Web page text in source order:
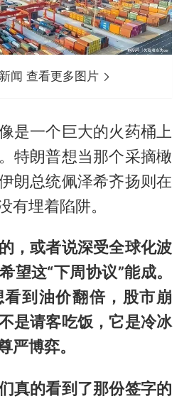
闻 查看更多图片
是一个巨大的火药桶上
特朗普想当那个采摘橄
朗总统佩泽希齐扬则在
有埋着陷阱。
，或者说深受全球化波
望这“下周协议”能成。
到油价翻倍，股市崩
是请客吃饭，它是冷冰
严博弈。
真的看到了那份签字的